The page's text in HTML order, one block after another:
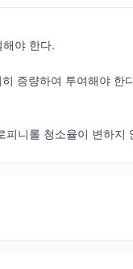
야 한다.
증량하여 투여해야 한
니롤 청소율이 변하지